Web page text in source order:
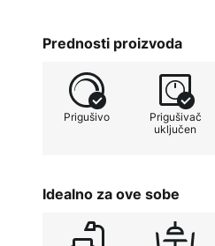
bi se
Prednosti proizvoda
Prigušivo
Prigušivač
uključen
Idealno za ove sobe